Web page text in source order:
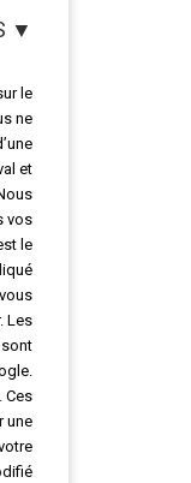
▼
le
ne
et
vos
le
Les
Ces
une